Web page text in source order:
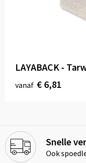
LAYABACK -
vanaf € 6,81
Snelle
Ook